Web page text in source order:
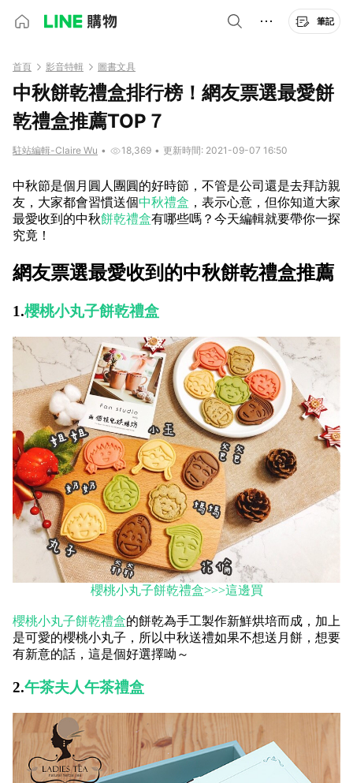
筆記
首頁 影音特輯 圖書文具
中秋餅乾禮盒排行榜！網友票選最愛餅
乾禮盒推薦TOP７
駐站編輯-Claire Wu • 18,369 • 更新時間: 2021-09-07 16:50
中秋節是個月圓人團圓的好時節，不管是公司還是去拜訪親
友，大家都會習慣送個中秋禮盒 ，表示心意，但你知道大家
最愛收到的中秋餅乾禮盒有哪些嗎？今天編輯就要帶你一探
究竟！
網友票選最愛收到的中秋餅乾禮盒推薦
1.櫻桃小丸子餅乾禮盒
櫻桃小丸子餅乾禮盒>>>這邊買
櫻桃小丸子餅乾禮盒的餅乾為手工製作新鮮烘培而成，加上
是可愛的櫻桃小丸子，所以中秋送禮如果不想送月餅，想要
有新意的話，這是個好選擇呦～
2.午茶夫人午茶禮盒